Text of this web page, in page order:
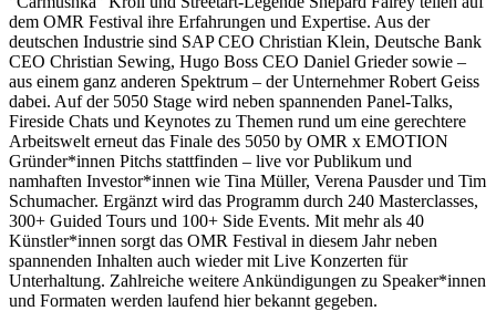
dem OMR Festival ihre Erfahrungen und Expertise. Aus der
deutschen Industrie sind SAP CEO Christian Klein, Deutsche Bank
CEO Christian Sewing, Hugo Boss CEO Daniel Grieder sowie –
aus einem ganz anderen Spektrum – der Unternehmer Robert Geiss
dabei. Auf der 5050 Stage wird neben spannenden Panel-Talks,
Fireside Chats und Keynotes zu Themen rund um eine gerechtere
Arbeitswelt erneut das Finale des 5050 by OMR x EMOTION
Gründer*innen Pitchs stattfinden – live vor Publikum und
namhaften Investor*innen wie Tina Müller, Verena Pausder und Tim
Schumacher. Ergänzt wird das Programm durch 240 Masterclasses,
300+ Guided Tours und 100+ Side Events. Mit mehr als 40
Künstler*innen sorgt das OMR Festival in diesem Jahr neben
spannenden Inhalten auch wieder mit Live Konzerten für
Unterhaltung. Zahlreiche weitere Ankündigungen zu Speaker*innen
und Formaten werden laufend hier bekannt gegeben.